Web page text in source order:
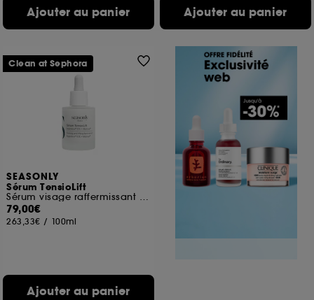
Ajouter au panier Ajouter au panier
SEASONLY
Sérum TensioLift
Sérum visage raffermissant et liftant
79,00€
263,33€ / 100ml
Ajouter au panier
Clean at Sephora